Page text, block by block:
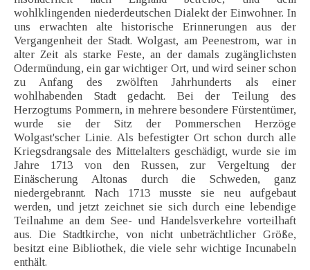
wohlklingenden niederdeutschen Dialekt der Einwohner. In
uns erwachten alte historische Erinnerungen aus der
Vergangenheit der Stadt. Wolgast, am Peenestrom, war in
alter Zeit als starke Feste, an der damals zugänglichsten
Odermündung, ein gar wichtiger Ort, und wird seiner schon
zu Anfang des zwölften Jahrhunderts als einer
wohlhabenden Stadt gedacht. Bei der Teilung des
Herzogtums Pommern, in mehrere besondere Fürstentümer,
wurde sie der Sitz der Pommerschen Herzöge
Wolgast'scher Linie. Als befestigter Ort schon durch alle
Kriegsdrangsale des Mittelalters geschädigt, wurde sie im
Jahre 1713 von den Russen, zur Vergeltung der
Einäscherung Altonas durch die Schweden, ganz
niedergebrannt. Nach 1713 musste sie neu aufgebaut
werden, und jetzt zeichnet sie sich durch eine lebendige
Teilnahme an dem See- und Handelsverkehre vorteilhaft
aus. Die Stadtkirche, von nicht unbeträchtlicher Größe,
besitzt eine Bibliothek, die viele sehr wichtige Incunabeln
enthält.